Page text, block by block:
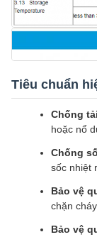
Tiêu chuẩn
Chống
hoặc nổ
Chống
sốc nhiệt
Bảo vệ
chặn
Bảo vệ